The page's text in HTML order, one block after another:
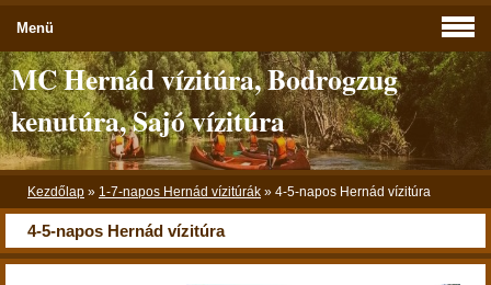
MC Hernád vízitúra, Bodrogzug
kenutúra, Sajó vízitúra
Kezdőlap » 1-7-napos Hernád vízitúrák » 4-5-napos Hernád vízitúra
4-5-napos Hernád vízitúra
Menü